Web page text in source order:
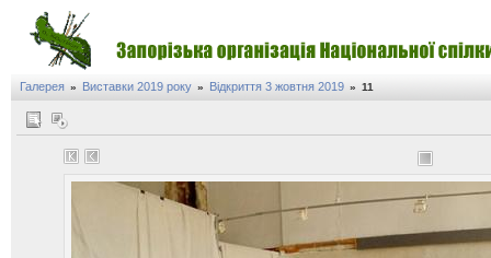
Галерея » Виставки 2019 року » Відкриття 3 жовтня 2019 » 11